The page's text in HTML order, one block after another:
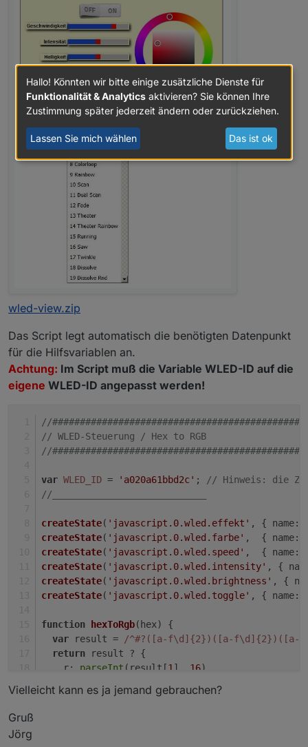
on({id:
});
// Scriptstart
setState("wled.0.bcddc22a6c39.seg.0.col.0",
wled-view.zip
Das Script legt automatisch die benötigten Datenpunkt
für die Hilfsvariablen an.
Achtung: Im Script muß die Variable WLED-ID auf die
eigene WLED-ID angepasst werden!
//
// WLED-Steuerung / Hex to RGB
//
var WLED_ID = 'a020a61bbd2c' ;
// Hinweis: die
//____________________________
createState( 'javascript.0.wled.effekt' , { name:
createState( 'javascript.0.wled.farbe' ,  { name:
createState( 'javascript.0.wled.speed' ,  { name:
createState( 'javascript.0.wled.intensity' , {
createState( 'javascript.0.wled.brightness' , {
createState( 'javascript.0.wled.toggle' , { name:
function hexToRgb( hex) {
var result =
/^#?([a-f\d]{2})([a-f\d]{2})([a-
return result ? {
r: parseInt (result[1 ], 16),
b: parseInt(result[3], 16 )
Vielleicht kann es ja jemand gebrauchen?
Gruß
Jörg
Hallo! Könnten wir bitte einige zusätzliche Dienste für
Funktionalität & Analytics aktivieren? Sie können Ihre
Zustimmung später jederzeit ändern oder zurückziehen.
Lassen Sie mich wählen Das ist ok